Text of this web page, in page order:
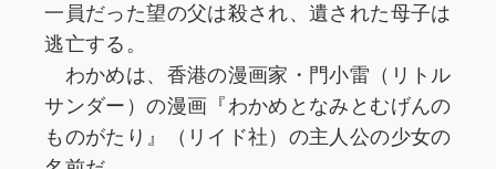
一員だった望の父は殺され、遺された母子は
逃亡する。
わかめは、香港の漫画家・門小雷（リトル
サンダー）の漫画『わかめとなみとむげんの
ものがたり』（リイド社）の主人公の少女の